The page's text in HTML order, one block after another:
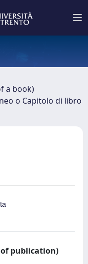
a book)
o Capitolo di libro
publication)